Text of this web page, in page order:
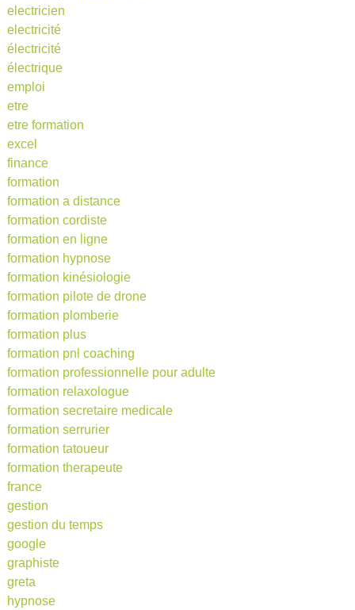
electricien
electricité
électricité
électrique
emploi
etre
etre formation
excel
finance
formation
formation a distance
formation cordiste
formation en ligne
formation hypnose
formation kinésiologie
formation pilote de drone
formation plomberie
formation plus
formation pnl coaching
formation professionnelle pour adulte
formation relaxologue
formation secretaire medicale
formation serrurier
formation tatoueur
formation therapeute
france
gestion
gestion du temps
google
graphiste
greta
hypnose